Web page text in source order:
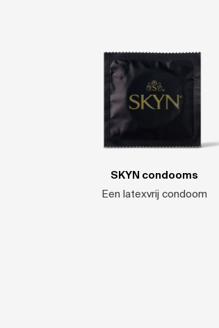
SKYN condooms
Een latexvrij condoom